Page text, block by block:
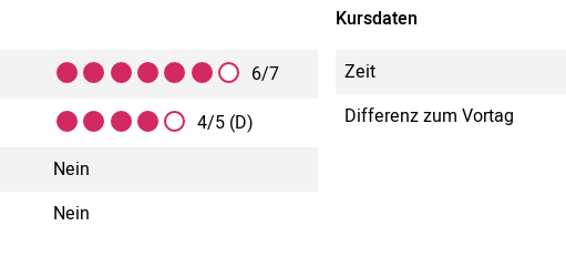
6/7
4/5 (D)
Nein
Nein
Kursdaten
Zeit
Differenz zum Vortag